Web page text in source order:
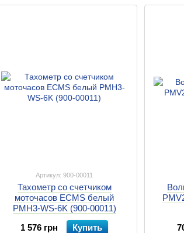
Артикул: 900-00011
Тахометр со счетчиком
моточасов ECMS белый
PMH3-WS-6K (900-00011)
1 576 грн
Купить